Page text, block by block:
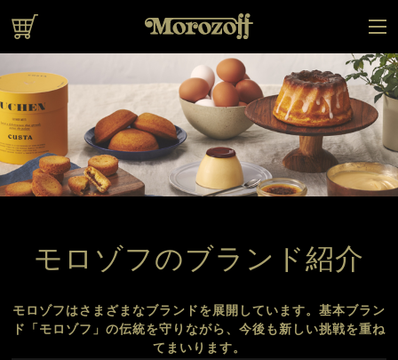
モロゾフのブランド紹介
モロゾフはさまざまなブランドを展開しています。 基本ブラン
ド「モロゾフ」の伝統を守りながら、 今後も新しい挑戦を重ね
てまいります。